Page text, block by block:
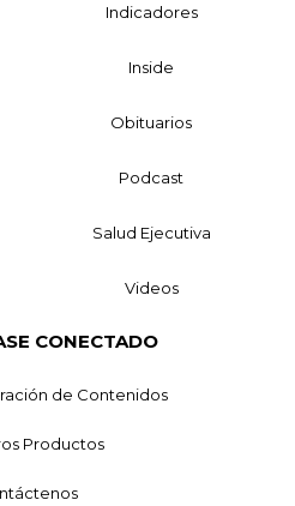
Indicadores
Inside
Obituarios
Podcast
Salud Ejecutiva
Videos
CONECTADO
de Contenidos
Productos